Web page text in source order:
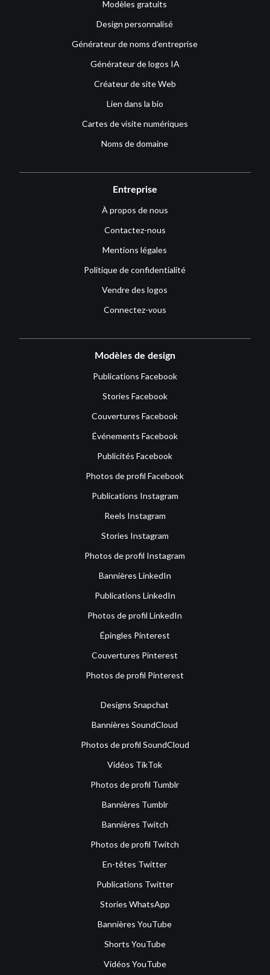
Modèles gratuits
Design personnalisé
Générateur de noms d’entreprise
Générateur de logos IA
Créateur de site Web
Lien dans la bio
Cartes de visite numériques
Noms de domaine
Entreprise
À propos de nous
Contactez-nous
Mentions légales
Politique de confidentialité
Vendre des logos
Connectez-vous
Modèles de design
Publications Facebook
Stories Facebook
Couvertures Facebook
Événements Facebook
Publicités Facebook
Photos de profil Facebook
Publications Instagram
Reels Instagram
Stories Instagram
Photos de profil Instagram
Bannières LinkedIn
Publications LinkedIn
Photos de profil LinkedIn
Épingles Pinterest
Couvertures Pinterest
Photos de profil Pinterest
Designs Snapchat
Bannières SoundCloud
Photos de profil SoundCloud
Vidéos TikTok
Photos de profil Tumblr
Bannières Tumblr
Bannières Twitch
Photos de profil Twitch
En-têtes Twitter
Publications Twitter
Stories WhatsApp
Bannières YouTube
Shorts YouTube
Vidéos YouTube